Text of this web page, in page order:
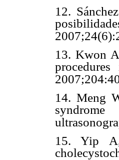
12.
13. Kwon
14. Meng
15. Yip